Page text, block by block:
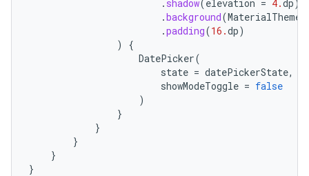
. shadow(elevation = 4.dp)
.background(MaterialTheme
.padding(16.dp)
)
{
DatePicker(
state = datePickerState,
showModeToggle = false
)
}
}
}
}
}